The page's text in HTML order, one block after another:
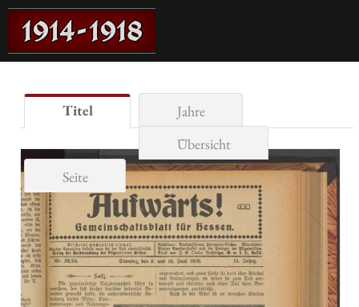
Titel
Jahre
Übersicht
Seite